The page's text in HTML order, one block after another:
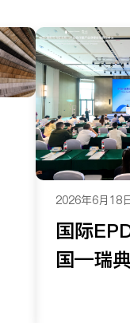
2026年6月18
国际
国—瑞